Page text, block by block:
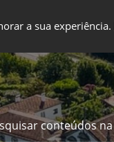
a sua experiência.